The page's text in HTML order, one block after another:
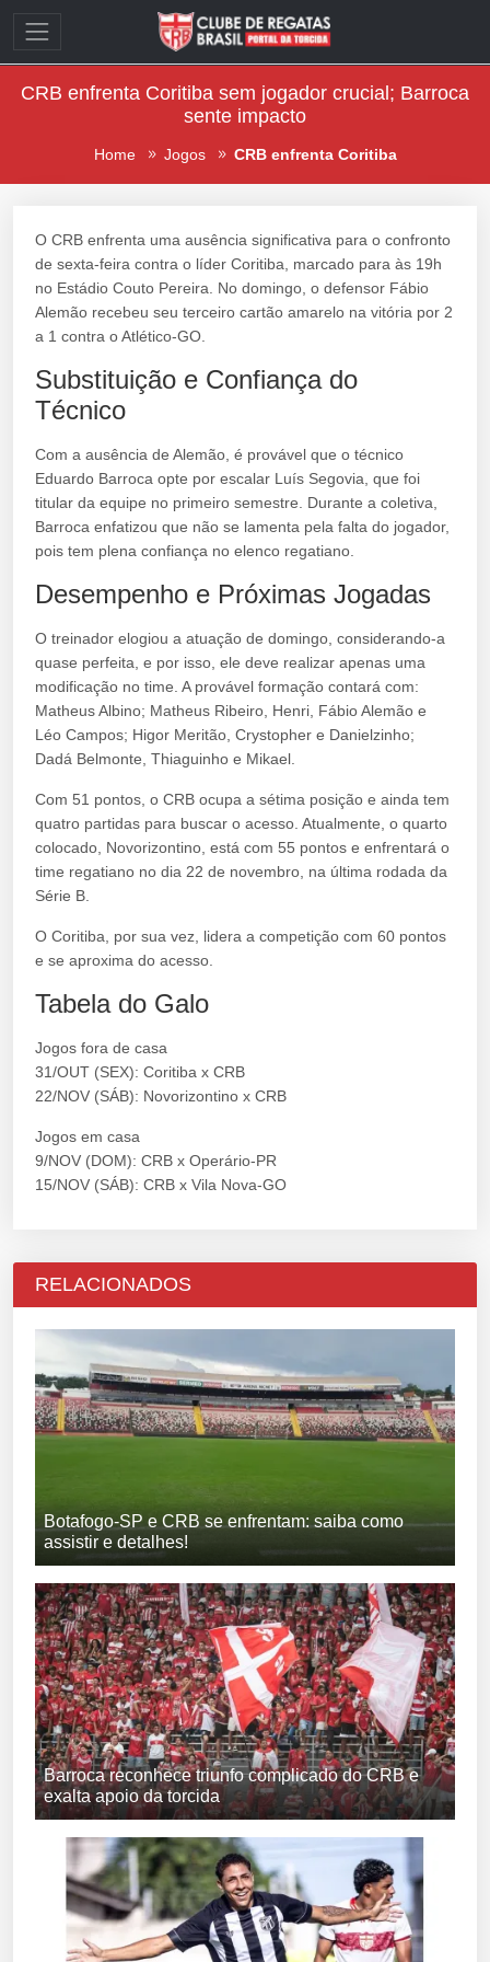
CRB enfrenta Coritiba sem jogador crucial; Barroca
sente impacto
Home Jogos CRB enfrenta Coritiba
O CRB enfrenta uma ausência significativa para o confronto
de sexta-feira contra o líder Coritiba, marcado para às 19h
no Estádio Couto Pereira. No domingo, o defensor Fábio
Alemão recebeu seu terceiro cartão amarelo na vitória por 2
a 1 contra o Atlético-GO.
Substituição e Confiança do
Técnico
Com a ausência de Alemão, é provável que o técnico
Eduardo Barroca opte por escalar Luís Segovia, que foi
titular da equipe no primeiro semestre. Durante a coletiva,
Barroca enfatizou que não se lamenta pela falta do jogador,
pois tem plena confiança no elenco regatiano.
Desempenho e Próximas Jogadas
O treinador elogiou a atuação de domingo, considerando-a
quase perfeita, e por isso, ele deve realizar apenas uma
modificação no time. A provável formação contará com:
Matheus Albino; Matheus Ribeiro, Henri, Fábio Alemão e
Léo Campos; Higor Meritão, Crystopher e Danielzinho;
Dadá Belmonte, Thiaguinho e Mikael.
Com 51 pontos, o CRB ocupa a sétima posição e ainda tem
quatro partidas para buscar o acesso. Atualmente, o quarto
colocado, Novorizontino, está com 55 pontos e enfrentará o
time regatiano no dia 22 de novembro, na última rodada da
Série B.
O Coritiba, por sua vez, lidera a competição com 60 pontos
e se aproxima do acesso.
Tabela do Galo
Jogos fora de casa
31/OUT (SEX): Coritiba x CRB
22/NOV (SÁB): Novorizontino x CRB
Jogos em casa
9/NOV (DOM): CRB x Operário-PR
15/NOV (SÁB): CRB x Vila Nova-GO
RELACIONADOS
Botafogo-SP e CRB se enfrentam: saiba como
assistir e detalhes!
Barroca reconhece triunfo complicado do CRB e
exalta apoio da torcida